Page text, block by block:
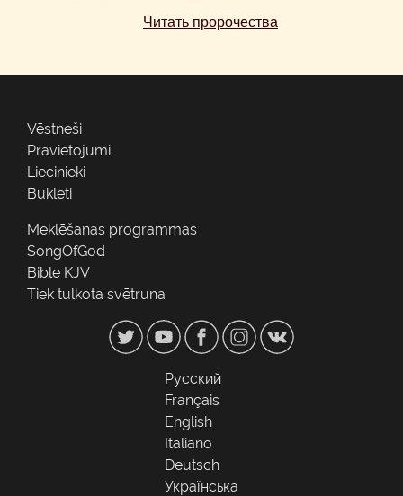
Читать пророчества
Vēstneši
Pravietojumi
Liecinieki
Bukleti
Meklēšanas programmas
SongOfGod
Bible KJV
Tiek tulkota svētruna
Русский
Français
English
Italiano
Deutsch
Українська